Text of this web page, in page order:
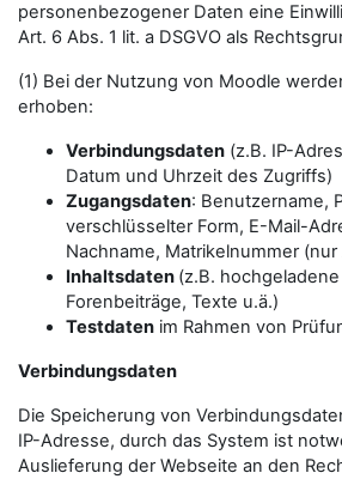
personenbezogener Daten eine
Art. 6 Abs. 1 lit. a DSGVO als
(1) Bei der Nutzung von Moodle
erhoben:
Verbindungsdaten (z.B. IP-
Datum und Uhrzeit des Zugriffs)
Zugangsdaten: Benutzername,
verschlüsselter Form, E-Mail-
Nachname, Matrikelnummer
Inhaltsdaten (z.B.
Forenbeiträge, Texte u.ä.)
Testdaten im Rahmen von
Verbindungsdaten
Die Speicherung von
IP-Adresse, durch das System ist
Auslieferung der Webseite an den